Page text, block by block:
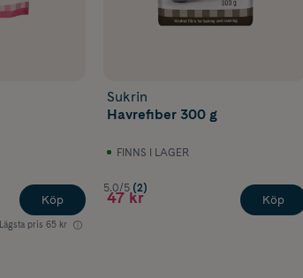
Lägsta pris 65 kr
Köp
Sukrin
Havrefiber 300 g
FINNS I LAGER
5.0/5 (2)
47 kr Köp